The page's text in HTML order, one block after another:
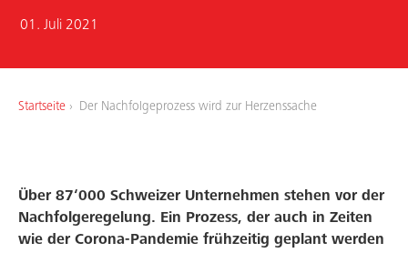
Service & Support
01. Juli 2021
Startseite Der Nachfolgeprozess wird zur Herzenssache
Über 87‘000 Schweizer Unternehmen stehen vor der
Nachfolgeregelung. Ein Prozess, der auch in Zeiten
wie der Corona-Pandemie frühzeitig geplant werden